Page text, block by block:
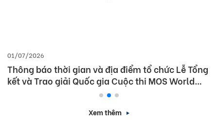
01/07/2026
Thông báo thời gian và địa điểm tổ chức Lễ Tổng
kết và Trao giải Quốc gia Cuộc thi MOS World
Xem thêm